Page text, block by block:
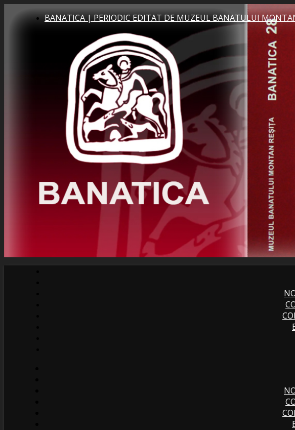
BANATICA | PERIODIC EDITAT DE MUZEUL BANATULUI